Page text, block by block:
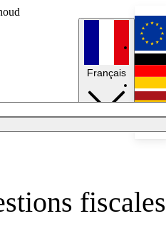
Français
fiscales